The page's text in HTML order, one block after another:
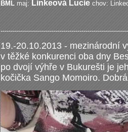
BML maj: Linkeová Lucie chov:
19.-20.10.2013 - mezinárodní
v těžké konkurenci oba dny
po dvojí výhře v Bukurešti je
kočička Sango Momoiro.